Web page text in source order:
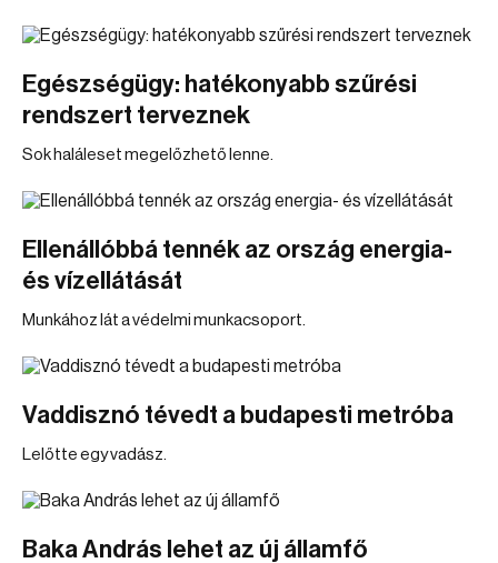
Egészségügy: hatékonyabb szűrési
rendszert terveznek
Sok haláleset megelőzhető lenne.
Ellenállóbbá tennék az ország energia-
és vízellátását
Munkához lát a védelmi munkacsoport.
Vaddisznó tévedt a budapesti metróba
Lelőtte egy vadász.
Baka András lehet az új államfő